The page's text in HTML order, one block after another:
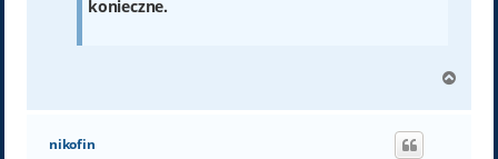
konieczne.
g
nikofin